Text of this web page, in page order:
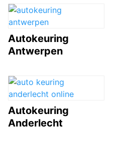
Autokeuring
Antwerpen
Autokeuring
Anderlecht